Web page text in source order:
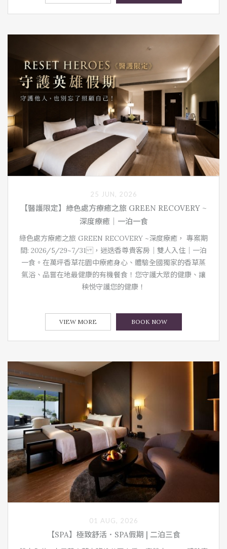
【醫護限定】綠色處方療癒之旅 GREEN RECOVERY ~
深度療癒｜一泊一食
綠色處方療癒之旅 GREEN RECOVERY ~深度療癒， 專案期
間: 2026/5/29~7/31 ，迷迭香尊貴客房｜雙人入住｜一泊
一食。在萬坪香草花園中療癒身心、體驗全國獨家的香草蒸
氣浴、品嘗在地最健康的有機餐食！您守護大眾的健康、讓
秧悦守護您的健康！
25 JUN, 2026
VIEW MORE BOOK NOW
【SPA】極致舒活．SPA假期 | 二泊三食
01 AUG, 2026